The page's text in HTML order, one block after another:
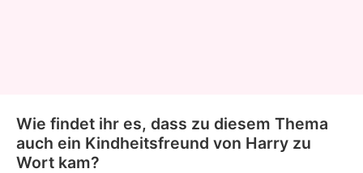
Wie findet ihr es, dass zu diesem Thema
auch ein Kindheitsfreund von Harry zu
Wort kam?